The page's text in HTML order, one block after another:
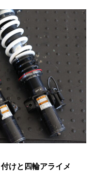
けと四輪アライメ